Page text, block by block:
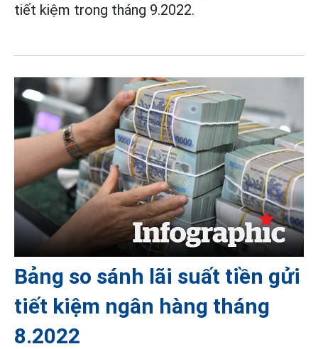
tiết kiệm trong tháng 9.2022.
Bảng so sánh lãi suất tiền gửi
tiết kiệm ngân hàng tháng
8.2022